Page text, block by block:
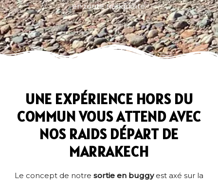
en toute tranquillité.
UNE EXPÉRIENCE HORS DU
COMMUN VOUS ATTEND AVEC
NOS RAIDS DÉPART DE
MARRAKECH
Le concept de notre sortie en buggyest axé sur la